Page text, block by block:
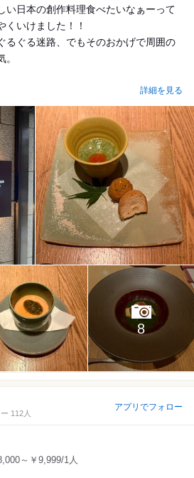
い日本の創作料理食べたいなぁーって
くいけました！！
るぐる迷路、でもそのおかげで周囲の
詳細を見る
8
112人
アプリでフォロー
～￥9,999/1人